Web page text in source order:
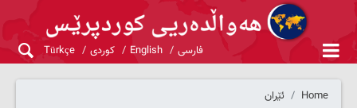
فارسی English کوردی Türkçe
Home ئێران